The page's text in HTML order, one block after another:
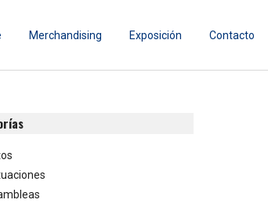
Merchandising Exposición Contacto